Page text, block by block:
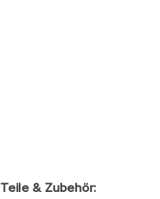
Teile & Zubehör: